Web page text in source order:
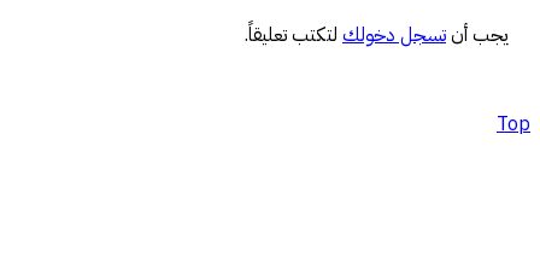
أنتسجل دخولكلتكتب تعليقاً.